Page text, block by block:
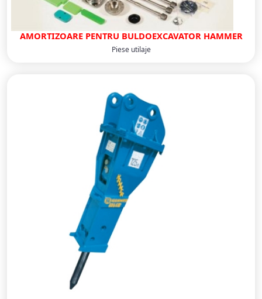
AMORTIZOARE PENTRU BULDOEXCAVATOR HAMMER
Piese utilaje